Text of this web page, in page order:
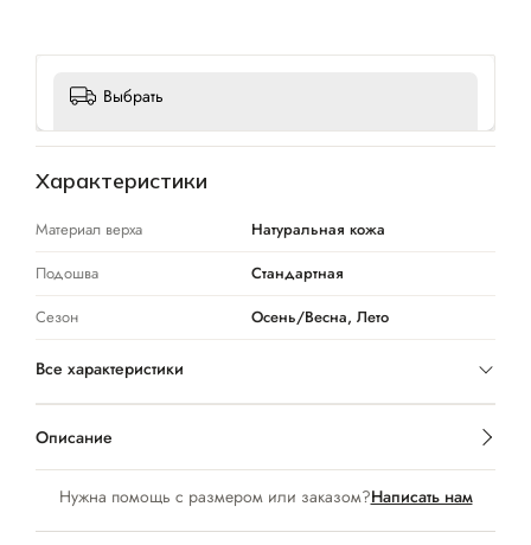
Выбрать
Нужна помощь с размером или заказом?Написать нам
Характеристики
Материал верха
Натуральная кожа
Подошва
Стандартная
Сезон
Осень/Весна, Лето
Все характеристики
Описание